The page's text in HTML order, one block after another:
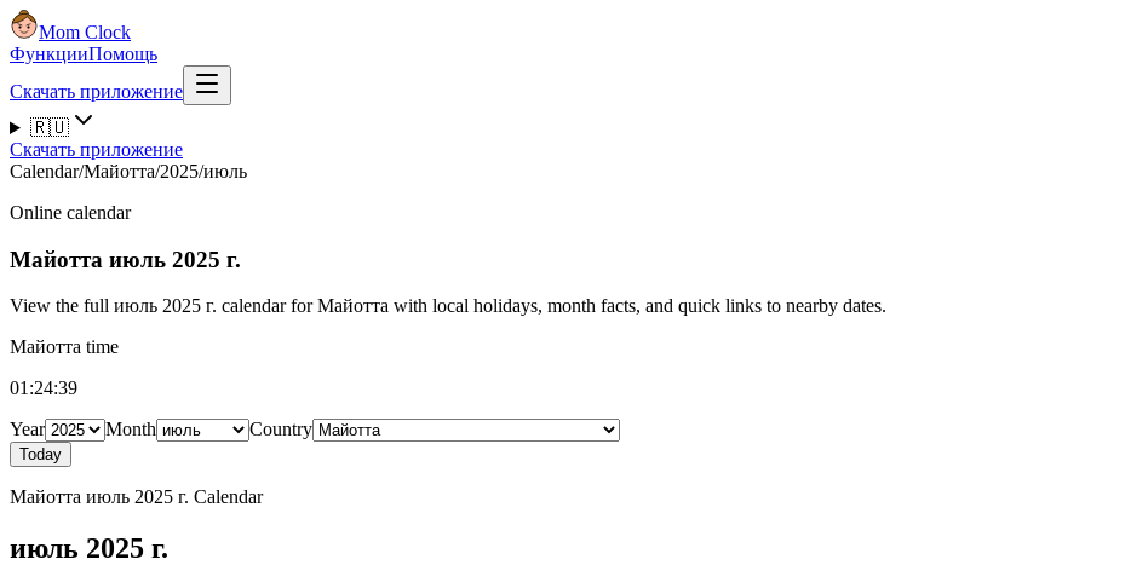
Mom Clock
ФункцииПомощь
Скачать приложение
🇷🇺
Скачать приложение
Calendar/Майотта/2025/июль
Online calendar
Майотта июль 2025 г.
View the full июль 2025 г. calendar for Майотта with local holidays, month facts, and quick links to nearby dates.
Майотта time
01:24:40
Year
Month Country
Today
Майотта июль 2025 г. Calendar
июль 2025 г.